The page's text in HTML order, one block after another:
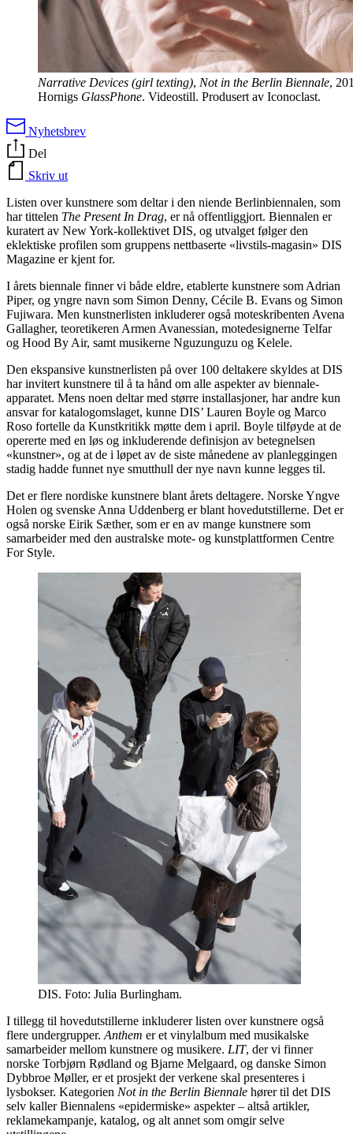
Narrative Devices (girl texting), Not in the Berlin Biennale,
Hornigs GlassPhone. Videostill. Produsert av Iconoclast.
Nyhetsbrev
Del
Skriv ut
Listen over kunstnere som deltar i den niende Berlinbiennalen, som
har tittelen The Present In Drag, er nå offentliggjort. Biennalen er
kuratert av New York-kollektivet DIS, og utvalget følger den
eklektiske profilen som gruppens nettbaserte «livstils-magasin» DIS
Magazine er kjent for.
I årets biennale finner vi både eldre, etablerte kunstnere som Adrian
Piper, og yngre navn som Simon Denny, Cécile B. Evans og Simon
Fujiwara. Men kunstnerlisten inkluderer også moteskribenten Avena
Gallagher, teoretikeren Armen Avanessian, motedesignerne Telfar
og Hood By Air, samt musikerne Nguzunguzu og Kelele.
Den ekspansive kunstnerlisten på over 100 deltakere skyldes at DIS
har invitert kunstnere til å ta hånd om alle aspekter av biennale-
apparatet. Mens noen deltar med større installasjoner, har andre kun
ansvar for katalogomslaget, kunne DIS’ Lauren Boyle og Marco
Roso fortelle da Kunstkritikk møtte dem i april. Boyle tilføyde at de
opererte med en løs og inkluderende definisjon av betegnelsen
«kunstner», og at de i løpet av de siste månedene av planleggingen
stadig hadde funnet nye smutthull der nye navn kunne legges til.
Det er flere nordiske kunstnere blant årets deltagere. Norske Yngve
Holen og svenske Anna Uddenberg er blant hovedutstillerne. Det er
også norske Eirik Sæther, som er en av mange kunstnere som
samarbeider med den australske mote- og kunstplattformen Centre
For Style.
DIS. Foto: Julia Burlingham.
I tillegg til hovedutstillerne inkluderer listen over kunstnere også
flere undergrupper. Anthem er et vinylalbum med musikalske
samarbeider mellom kunstnere og musikere. LIT, der vi finner
norske Torbjørn Rødland og Bjarne Melgaard, og danske Simon
Dybbroe Møller, er et prosjekt der verkene skal presenteres i
lysbokser. Kategorien Not in the Berlin Biennale hører til det DIS
selv kaller Biennalens «epidermiske» aspekter – altså artikler,
reklamekampanje, katalog, og alt annet som omgir selve